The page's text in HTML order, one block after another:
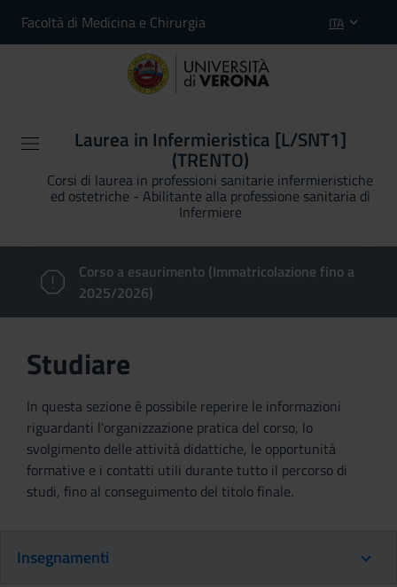
Facoltà di Medicina e Chirurgia ITA
Laurea in Infermieristica [L/SNT1]
(TRENTO)
Corsi di laurea in professioni sanitarie infermieristiche
ed ostetriche - Abilitante alla professione sanitaria di
Infermiere
Corso a esaurimento (Immatricolazione fino a
2025/2026)
Studiare
In questa sezione è possibile reperire le informazioni
riguardanti l'organizzazione pratica del corso, lo
svolgimento delle attività didattiche, le opportunità
formative e i contatti utili durante tutto il percorso di
studi, fino al conseguimento del titolo finale.
Insegnamenti